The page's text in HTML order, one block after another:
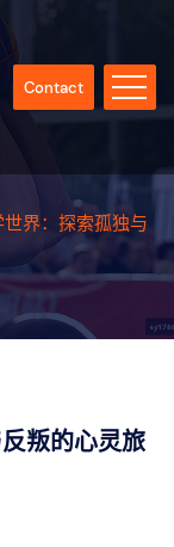
Contact
界：探索孤独与
叛的心灵旅